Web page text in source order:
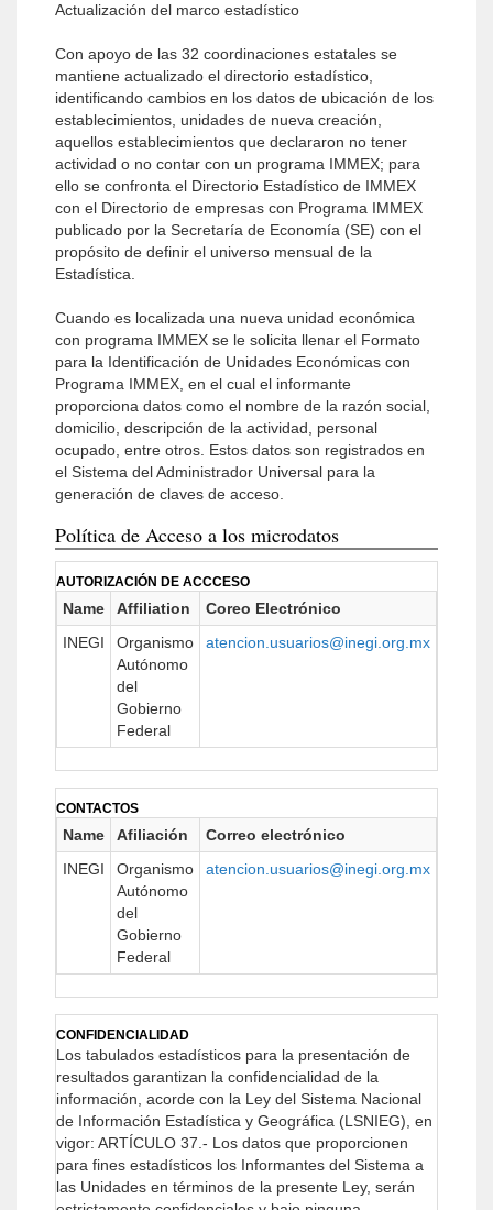
Actualización del marco estadístico
Con apoyo de las 32 coordinaciones estatales se
mantiene actualizado el directorio estadístico,
identificando cambios en los datos de ubicación de los
establecimientos, unidades de nueva creación,
aquellos establecimientos que declararon no tener
actividad o no contar con un programa IMMEX; para
ello se confronta el Directorio Estadístico de IMMEX
con el Directorio de empresas con Programa IMMEX
publicado por la Secretaría de Economía (SE) con el
propósito de definir el universo mensual de la
Estadística.
Cuando es localizada una nueva unidad económica
con programa IMMEX se le solicita llenar el Formato
para la Identificación de Unidades Económicas con
Programa IMMEX, en el cual el informante
proporciona datos como el nombre de la razón social,
domicilio, descripción de la actividad, personal
ocupado, entre otros. Estos datos son registrados en
el Sistema del Administrador Universal para la
generación de claves de acceso.
Política de Acceso a los microdatos
AUTORIZACIÓN DE ACCCESO
Name Affiliation Coreo Electrónico
INEGI
Organismo
Autónomo
del
Gobierno
Federal
atencion.usuarios@inegi.org.mx
CONTACTOS
Name Afiliación Correo electrónico
INEGI
Organismo
Autónomo
del
Gobierno
Federal
atencion.usuarios@inegi.org.mx
CONFIDENCIALIDAD
Los tabulados estadísticos para la presentación de
resultados garantizan la confidencialidad de la
información, acorde con la Ley del Sistema Nacional
de Información Estadística y Geográfica (LSNIEG), en
vigor: ARTÍCULO 37.- Los datos que proporcionen
para fines estadísticos los Informantes del Sistema a
las Unidades en términos de la presente Ley, serán